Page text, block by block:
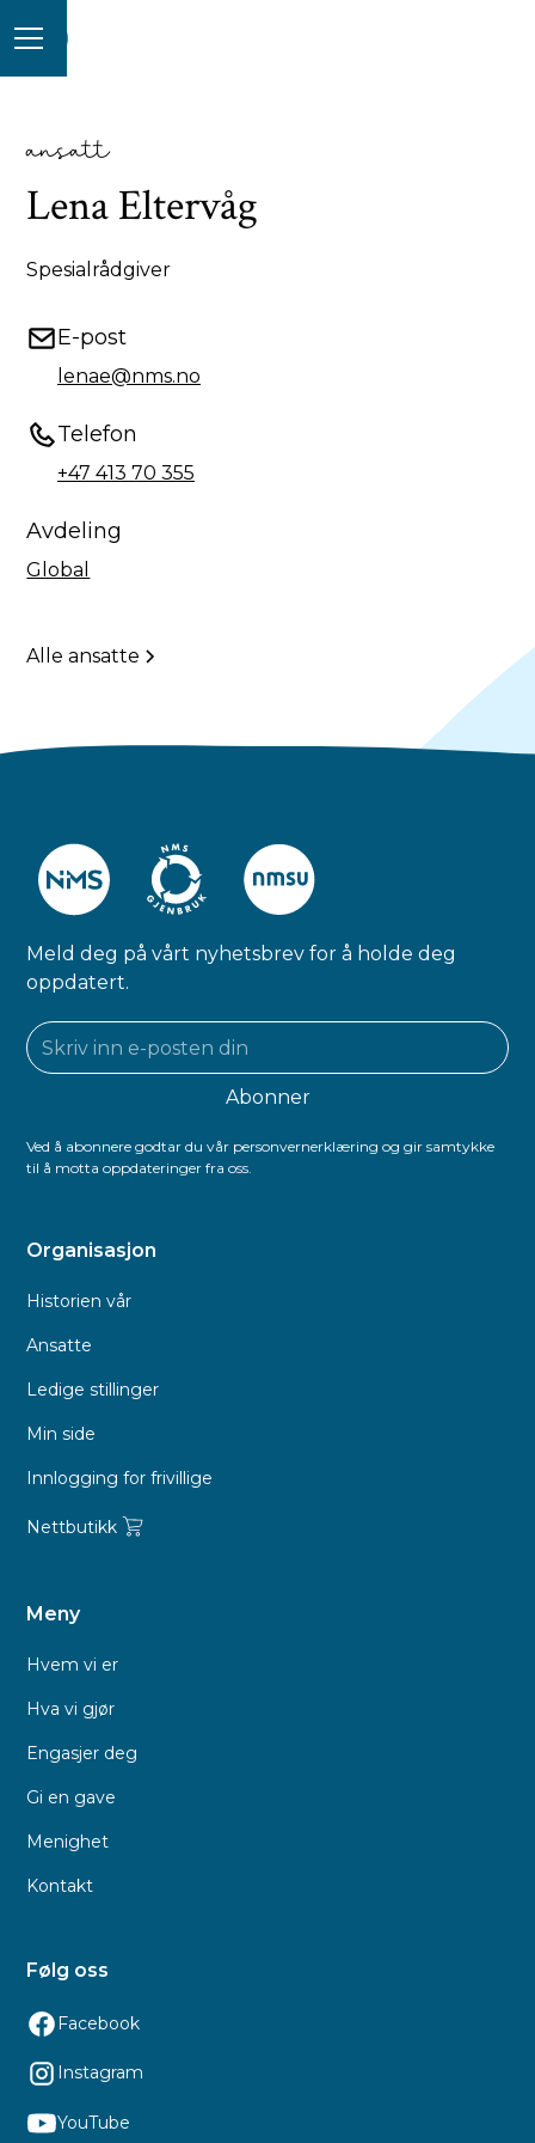
ansatt
Lena Eltervåg
Spesialrådgiver
E-post
lenae@nms.no
Telefon
+47 413 70 355
Avdeling
Global
Alle ansatte
Meld deg på vårt nyhetsbrev for å holde deg
oppdatert.
Ved å abonnere godtar du vår personvernerklæring og gir samtykke
til å motta oppdateringer fra oss.
Organisasjon
Historien vår
Ansatte
Ledige stillinger
Min side
Innlogging for frivillige
Nettbutikk
Meny
Hvem vi er
Hva vi gjør
Engasjer deg
Gi en gave
Menighet
Kontakt
Følg oss
Facebook
Instagram
YouTube